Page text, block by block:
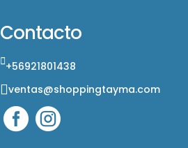
Contacto
+56921801438
ventas@shoppingtayma.com
 